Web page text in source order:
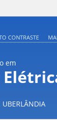
Acesso
CONTRASTE
em
UBERLÂNDIA